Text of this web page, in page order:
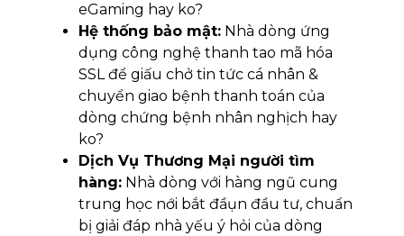
eGaming hay ko?
Hệ thống bảo mật: Nhà dòng ứng
dụng công nghệ thanh tao mã hóa
SSL để giấu chở tin tức cá nhân &
chuyển giao bệnh thanh toán của
dòng chứng bệnh nhân nghịch hay
ko?
Dịch Vụ Thương Mại người tìm
hàng: Nhà dòng với hàng ngũ cung
trung học nới bắt đầụn đầu tư, chuẩn
bị giải đáp nhà yếu ý hỏi của dòng